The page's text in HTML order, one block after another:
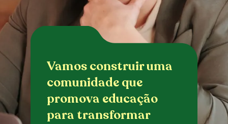
Vamos construir uma
comunidade que
promova educação
para transformar